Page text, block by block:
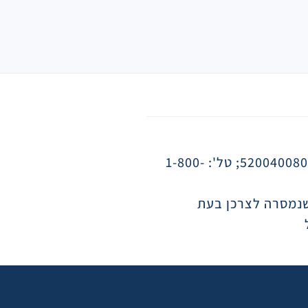
אחריות לפעילותו התקינה של המוצר תינתן, למשך שנתיים/שנה ממועד הרכישה, על ידי כמיפל בע"מ ח.פ. 520040080; טל': 1-800-
לצרכן בעת